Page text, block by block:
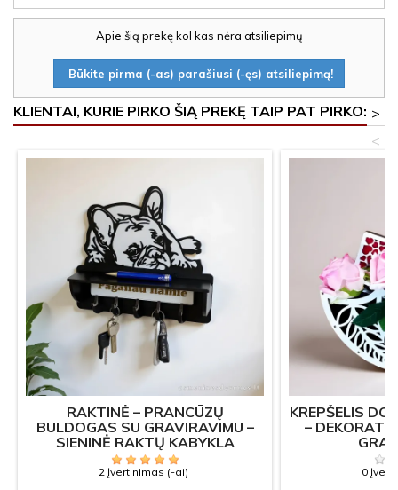
Apie šią prekę kol kas nėra atsiliepimų
Būkite pirma (-as) parašiusi (-ęs) atsiliepimą!
KLIENTAI, KURIE PIRKO ŠIĄ PREKĘ TAIP PAT PIRKO: >
<
RAKTINĖ – PRANCŪZŲ
BULDOGAS SU GRAVIRAVIMU –
SIENINĖ RAKTŲ KABYKLA
2 Įvertinimas (-ai)
KREPŠELIS
–
0